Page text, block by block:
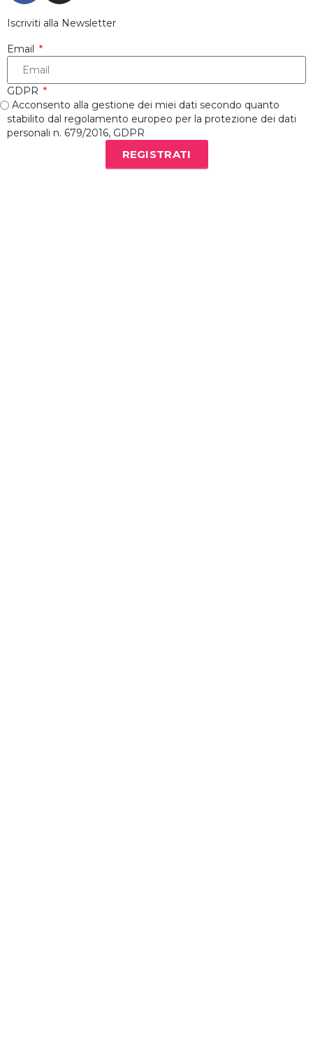
Iscriviti alla Newsletter
Email
GDPR
Acconsento alla gestione dei miei dati secondo quanto
stabilito dal regolamento europeo per la protezione dei dati
personali n. 679/2016, GDPR
REGISTRATI